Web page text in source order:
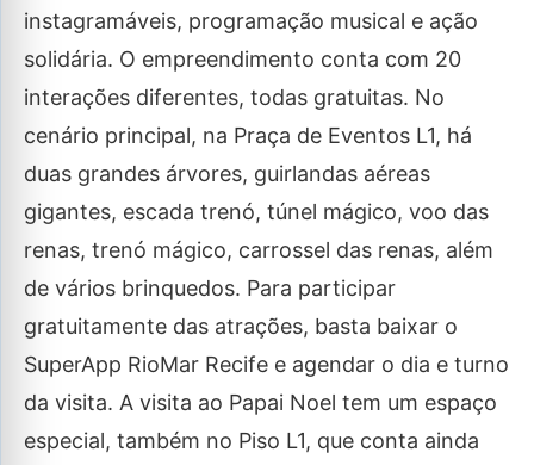
instagramáveis, programação musical e ação
solidária. O empreendimento conta com 20
interações diferentes, todas gratuitas. No
cenário principal, na Praça de Eventos L1, há
duas grandes árvores, guirlandas aéreas
gigantes, escada trenó, túnel mágico, voo das
renas, trenó mágico, carrossel das renas, além
de vários brinquedos. Para participar
gratuitamente das atrações, basta baixar o
SuperApp RioMar Recife e agendar o dia e turno
da visita. A visita ao Papai Noel tem um espaço
especial, também no Piso L1, que conta ainda